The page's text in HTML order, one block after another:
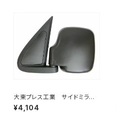
大東プレス工業 サイドミラー/
バックミラー ダイハツ ハイ
ゼット 左 99年～ DI-647
¥4,104